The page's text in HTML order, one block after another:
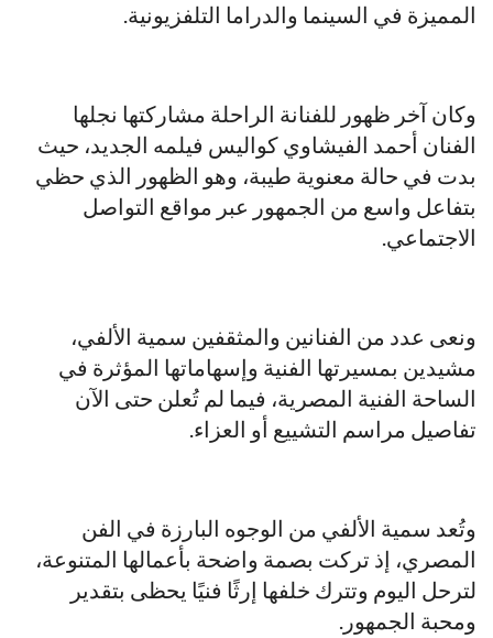
المميزة في السينما والدراما التلفزيونية.
وكان آخر ظهور للفنانة الراحلة مشاركتها نجلها
الفنان أحمد الفيشاوي كواليس فيلمه الجديد، حيث
بدت في حالة معنوية طيبة، وهو الظهور الذي حظي
بتفاعل واسع من الجمهور عبر مواقع التواصل
الاجتماعي.
ونعى عدد من الفنانين والمثقفين سمية الألفي،
مشيدين بمسيرتها الفنية وإسهاماتها المؤثرة في
الساحة الفنية المصرية، فيما لم تُعلن حتى الآن
تفاصيل مراسم التشييع أو العزاء.
وتُعد سمية الألفي من الوجوه البارزة في الفن
المصري، إذ تركت بصمة واضحة بأعمالها المتنوعة،
لترحل اليوم وتترك خلفها إرثًا فنيًا يحظى بتقدير
ومحبة الجمهور.